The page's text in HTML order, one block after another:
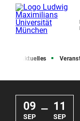
Aktuelles
09
SEP
— 11
SEP